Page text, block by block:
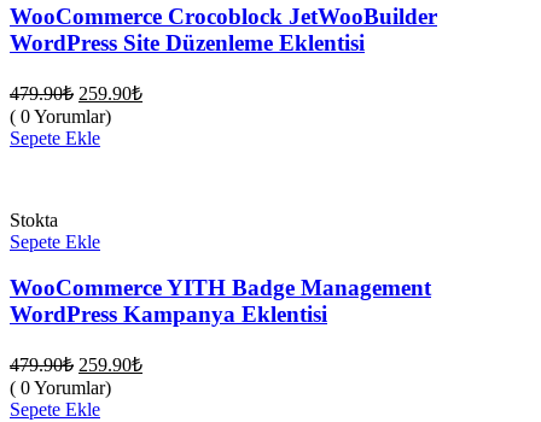
WooCommerce Crocoblock JetWooBuilder
WordPress Site Düzenleme Eklentisi
479.90₺ Orijinal
fiyat:
479.90₺.
259.90₺Şu
( 0 Yorumlar)
Sepete Ekle
Stokta
Sepete Ekle
WooCommerce YITH Badge Management
WordPress Kampanya Eklentisi
479.90₺ Orijinal
fiyat:
479.90₺.
259.90₺Şu
( 0 Yorumlar)
Sepete Ekle